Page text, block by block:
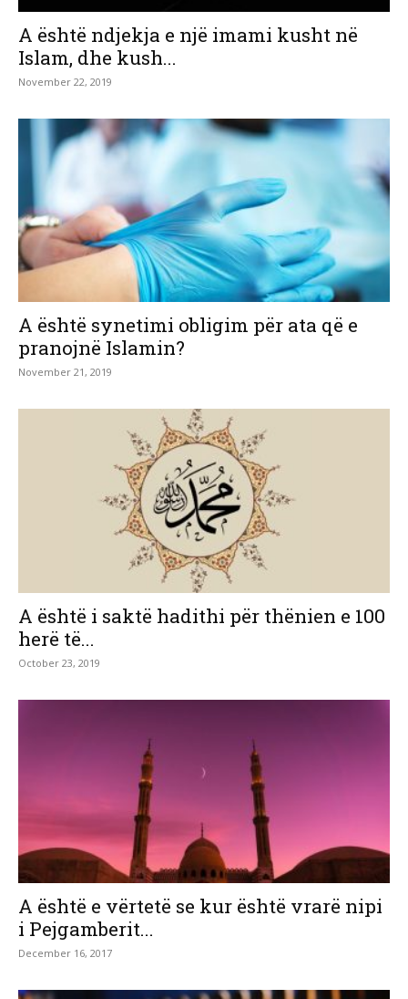
A është ndjekja e një imami kusht në
Islam, dhe kush...
November 22, 2019
A është synetimi obligim për ata që e
pranojnë Islamin?
November 21, 2019
A është i saktë hadithi për thënien e 100
herë të...
October 23, 2019
A është e vërtetë se kur është vrarë nipi
i Pejgamberit...
December 16, 2017